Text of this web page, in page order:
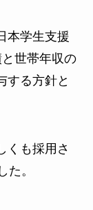
本学生支援
世帯年収の
する方針と
くも採用さ
た。